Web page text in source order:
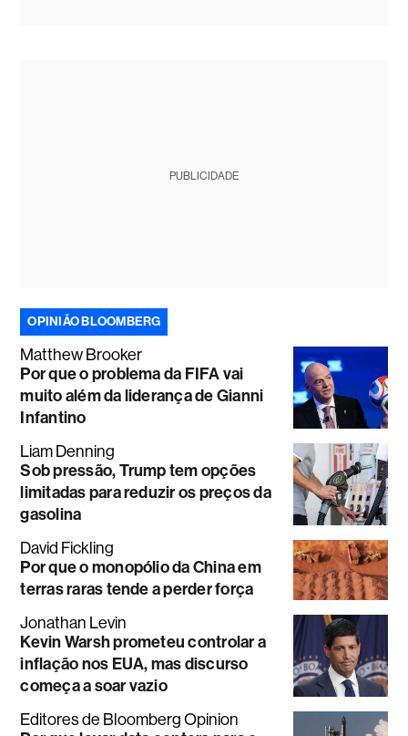
PUBLICIDADE
OPINIÃO BLOOMBERG
Matthew Brooker
Por que o problema da FIFA vai
muito além da liderança de Gianni
Infantino
Liam Denning
Sob pressão, Trump tem opções
limitadas para reduzir os preços da
gasolina
David Fickling
Por que o monopólio da China em
terras raras tende a perder força
Jonathan Levin
Kevin Warsh prometeu controlar a
inflação nos EUA, mas discurso
começa a soar vazio
Editores de Bloomberg Opinion